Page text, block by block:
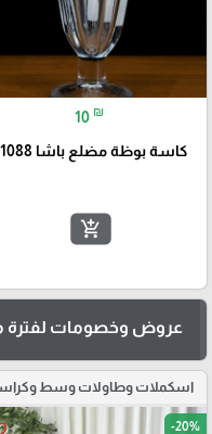
10 ₪
كاسة بوظة مضلع باشا 51088
add_shopping_cart
عروض وخصومات لفترة
اسكملات وطاولات وسط
-20%